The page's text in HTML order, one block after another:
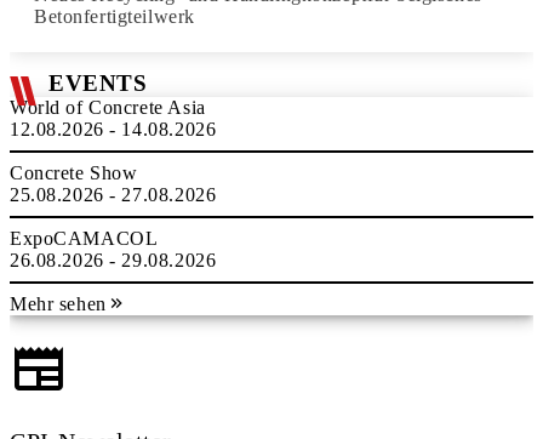
Betonfertigteilwerk
EVENTS
World of Concrete Asia
12.08.2026 - 14.08.2026
Concrete Show
25.08.2026 - 27.08.2026
ExpoCAMACOL
26.08.2026 - 29.08.2026
Mehr sehen